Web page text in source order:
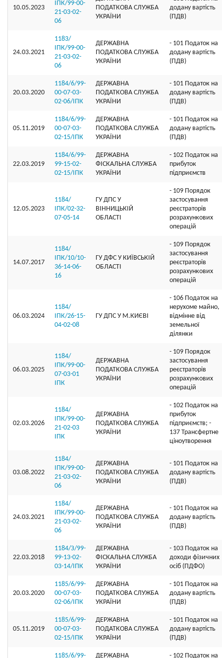
10.05.2023
ІПК/99-00-
21-03-02-
06
ПОДАТКОВА СЛУЖБА
УКРАЇНИ
додану вартість
(ПДВ)
24.03.2021
1183/
ІПК/99-00-
21-03-02-
06
ДЕРЖАВНА
ПОДАТКОВА СЛУЖБА
УКРАЇНИ
- 101 Податок на
додану вартість
(ПДВ)
20.03.2020
1184/6/99-
00-07-03-
02-06/ІПК
ДЕРЖАВНА
ПОДАТКОВА СЛУЖБА
УКРАЇНИ
- 101 Податок на
додану вартість
(ПДВ)
05.11.2019
1184/6/99-
00-07-03-
02-15/ІПК
ДЕРЖАВНА
ПОДАТКОВА СЛУЖБА
УКРАЇНИ
- 101 Податок на
додану вартість
(ПДВ)
22.03.2019
1184/6/99-
99-15-02-
02-15/ІПК
ДЕРЖАВНА
ФІСКАЛЬНА СЛУЖБА
УКРАЇНИ
- 102 Податок на
прибуток
підприємств
12.05.2023
1184/
ІПК/02-32-
07-05-14
ГУ ДПС У
ВІННИЦЬКІЙ
ОБЛАСТІ
- 109 Порядок
застосування
реєстраторів
розрахункових
операцій
14.07.2017
1184/
ІПК/10/10-
36-14-06-
16
ГУ ДФС У КИЇВСЬКIЙ
ОБЛАСТI
- 109 Порядок
застосування
реєстраторів
розрахункових
операцій
06.03.2024
1184/
ІПК/26-15-
04-02-08
ГУ ДПС У М.КИЄВІ
- 106 Податок на
нерухоме майно,
відмінне від
земельної
ділянки
06.03.2025
1184/
ІПК/99-00-
07-03-01
ІПК
ДЕРЖАВНА
ПОДАТКОВА СЛУЖБА
УКРАЇНИ
- 109 Порядок
застосування
реєстраторів
розрахункових
операцій
02.03.2026
1184/
ІПК/99-00-
21-02-03
ІПК
ДЕРЖАВНА
ПОДАТКОВА СЛУЖБА
УКРАЇНИ
- 102 Податок на
прибуток
підприємств; -
137 Трансфертне
ціноутворення
03.08.2022
1184/
ІПК/99-00-
21-03-02-
06
ДЕРЖАВНА
ПОДАТКОВА СЛУЖБА
УКРАЇНИ
- 101 Податок на
додану вартість
(ПДВ)
24.03.2021
1184/
ІПК/99-00-
21-03-02-
06
ДЕРЖАВНА
ПОДАТКОВА СЛУЖБА
УКРАЇНИ
- 101 Податок на
додану вартість
(ПДВ)
22.03.2018
1184/З/99-
99-13-02-
03-14/ІПК
ДЕРЖАВНА
ФІСКАЛЬНА СЛУЖБА
УКРАЇНИ
- 103 Податок на
доходи фізичних
осіб (ПДФО)
20.03.2020
1185/6/99-
00-07-03-
02-06/ІПК
ДЕРЖАВНА
ПОДАТКОВА СЛУЖБА
УКРАЇНИ
- 101 Податок на
додану вартість
(ПДВ)
05.11.2019
1185/6/99-
00-07-03-
02-15/ІПК
ДЕРЖАВНА
ПОДАТКОВА СЛУЖБА
УКРАЇНИ
- 101 Податок на
додану вартість
(ПДВ)
1185/6/99- ДЕРЖАВНА - 102 Податок на